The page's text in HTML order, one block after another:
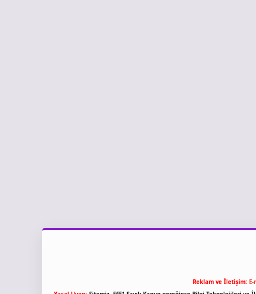
Reklam ve İletişim: